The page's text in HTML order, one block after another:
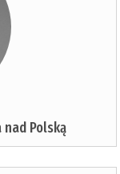
Polską